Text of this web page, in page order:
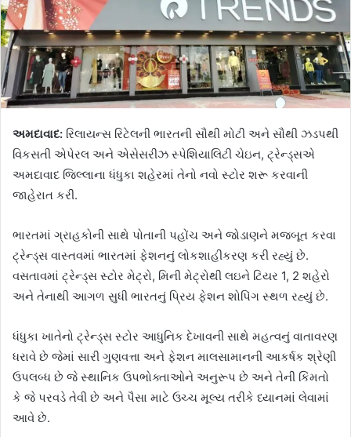
અમદાવાદ: રિલાયન્સ રિટેલની ભારતની સૌથી મોટી અને સૌથી ઝડપથી
વિકસતી એપેરલ અને એસેસરીઝ સ્પેશિયાલિટી ચેઇન, ટ્રેન્ડ્સએ
અમદાવાદ જિલ્લાના ધંધુકા શહેરમાં તેનો નવો સ્ટોર શરૂ કરવાની
જાહેરાત કરી.
ભારતમાં ગ્રાહકોની સાથે પોતાની પહોંચ અને જોડાણને મજબૂત કરવા
ટ્રેન્ડ્સ વાસ્તવમાં ભારતમાં ફેશનનું લોકશાહીકરણ કરી રહ્યું છે.
વસતાવમાં ટ્રેન્ડ્સ સ્ટોર મેટ્રો, મિની મેટ્રોથી લઇને ટિયર 1, 2 શહેરો
અને તેનાથી આગળ સુધી ભારતનું પ્રિય ફેશન શોપિંગ સ્થળ રહ્યું છે.
ધંધુકા ખાતેનો ટ્રેન્ડ્સ સ્ટોર આધુનિક દેખાવની સાથે મહત્વનું વાતાવરણ
ધરાવે છે જેમાં સારી ગુણવત્તા અને ફેશન માલસામાનની આકર્ષક શ્રેણી
ઉપલબ્ધ છે જે સ્થાનિક ઉપભોક્તાઓને અનુરૂપ છે અને તેની કિંમતો
કે જે પરવડે તેવી છે અને પૈસા માટે ઉચ્ચ મૂલ્ય તરીકે ધ્યાનમાં લેવામાં
આવે છે.